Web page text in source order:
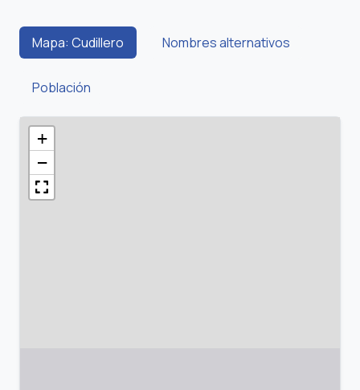
Mapa: Cudillero Nombres alternativos
Población
+
−